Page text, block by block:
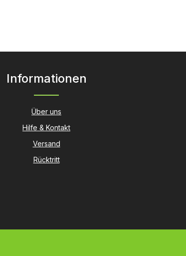
Informationen
Über uns
Hilfe & Kontakt
Versand
Rücktritt